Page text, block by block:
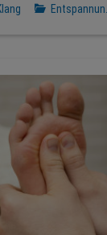
Entspannun...